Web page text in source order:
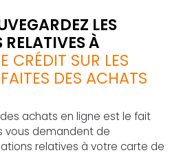
LES
À
CRÉDIT SUR LES
DES ACHATS
achats en ligne est le fait
vous demandent de
relatives à votre carte de